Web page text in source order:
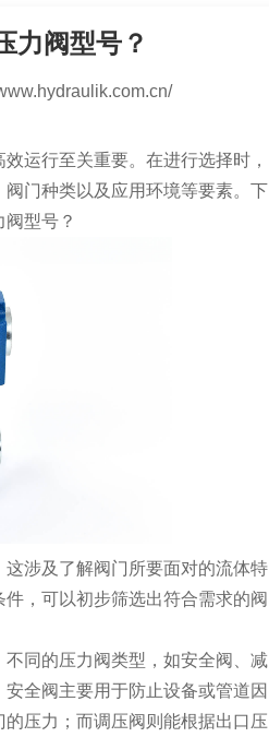
力阀型号？
运行至关重要。在进行选择时，
门种类以及应用环境等要素。下
型号？
涉及了解阀门所要面对的流体特
，可以初步筛选出符合需求的阀
同的压力阀类型，如安全阀、减
全阀主要用于防止设备或管道因
压力；而调压阀则能根据出口压